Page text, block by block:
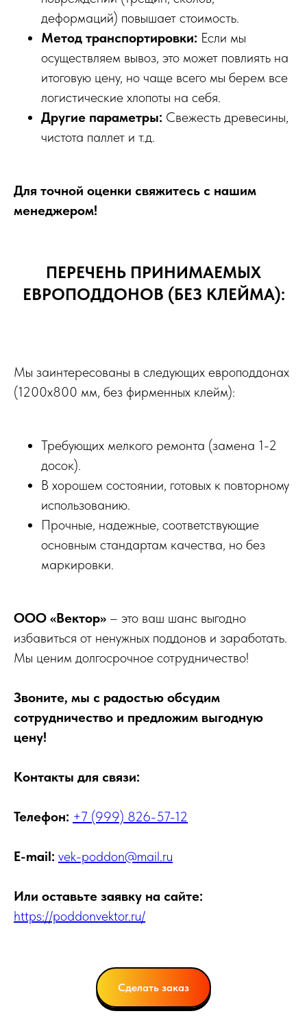
деформаций) повышает стоимость.
Метод транспортировки: Если мы
осуществляем вывоз, это может повлиять на
итоговую цену, но чаще всего мы берем все
логистические хлопоты на себя.
Другие параметры: Свежесть древесины,
чистота паллет и т.д.
Для точной оценки свяжитесь с нашим
менеджером!
ПЕРЕЧЕНЬ ПРИНИМАЕМЫХ
ЕВРОПОДДОНОВ (БЕЗ КЛЕЙМА):
Мы заинтересованы в следующих европоддонах
(1200x800 мм, без фирменных клейм):
Требующих мелкого ремонта (замена 1-2
досок).
В хорошем состоянии, готовых к повторному
использованию.
Прочные, надежные, соответствующие
основным стандартам качества, но без
маркировки.
ООО «Вектор» – это ваш шанс выгодно
избавиться от ненужных поддонов и заработать.
Мы ценим долгосрочное сотрудничество!
Звоните, мы с радостью обсудим
сотрудничество и предложим выгодную
цену!
Контакты для связи:
Телефон: +7 (999) 826-57-12
E-mail: vek-poddon@mail.ru
Или оставьте заявку на сайте:
https://poddonvektor.ru/
Сделать заказ